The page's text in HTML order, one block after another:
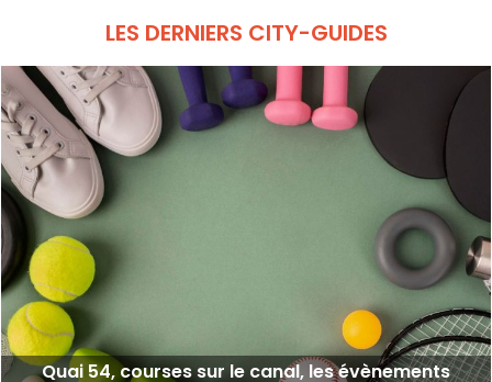
LES DERNIERS CITY-GUIDES
Quai 54, courses sur le canal, les évènements